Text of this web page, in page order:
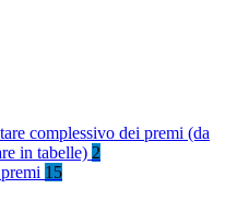
complessivo dei premi (da
in tabelle) 2
15